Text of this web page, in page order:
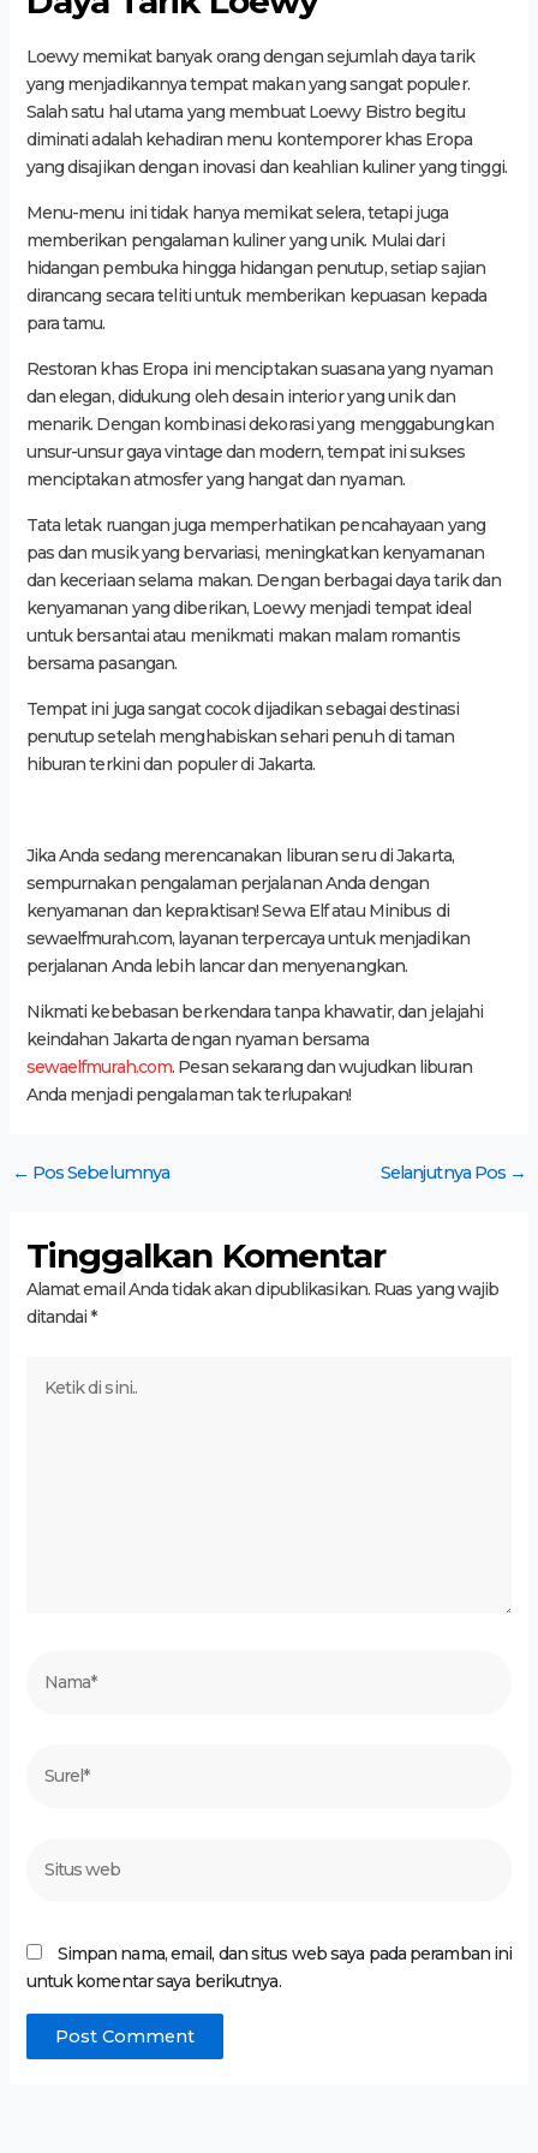
Loewy memikat banyak orang dengan sejumlah daya tarik
yang menjadikannya tempat makan yang sangat populer.
Salah satu hal utama yang membuat Loewy Bistro begitu
diminati adalah kehadiran menu kontemporer khas Eropa
yang disajikan dengan inovasi dan keahlian kuliner yang tinggi.
Menu-menu ini tidak hanya memikat selera, tetapi juga
memberikan pengalaman kuliner yang unik. Mulai dari
hidangan pembuka hingga hidangan penutup, setiap sajian
dirancang secara teliti untuk memberikan kepuasan kepada
para tamu.
Restoran khas Eropa ini menciptakan suasana yang nyaman
dan elegan, didukung oleh desain interior yang unik dan
menarik. Dengan kombinasi dekorasi yang menggabungkan
unsur-unsur gaya vintage dan modern, tempat ini sukses
menciptakan atmosfer yang hangat dan nyaman.
Tata letak ruangan juga memperhatikan pencahayaan yang
pas dan musik yang bervariasi, meningkatkan kenyamanan
dan keceriaan selama makan. Dengan berbagai daya tarik dan
kenyamanan yang diberikan, Loewy menjadi tempat ideal
untuk bersantai atau menikmati makan malam romantis
bersama pasangan.
Tempat ini juga sangat cocok dijadikan sebagai destinasi
penutup setelah menghabiskan sehari penuh di taman
hiburan terkini dan populer di Jakarta.
Jika Anda sedang merencanakan liburan seru di Jakarta,
sempurnakan pengalaman perjalanan Anda dengan
kenyamanan dan kepraktisan! Sewa Elf atau Minibus di
sewaelfmurah.com, layanan terpercaya untuk menjadikan
perjalanan Anda lebih lancar dan menyenangkan.
Nikmati kebebasan berkendara tanpa khawatir, dan jelajahi
keindahan Jakarta dengan nyaman bersama
sewaelfmurah.com. Pesan sekarang dan wujudkan liburan
Anda menjadi pengalaman tak terlupakan!
← Pos Sebelumnya Selanjutnya Pos →
Tinggalkan Komentar
Alamat email Anda tidak akan dipublikasikan. Ruas yang wajib
ditandai*
web
Simpan nama, email, dan situs web saya pada peramban ini
untuk komentar saya berikutnya.